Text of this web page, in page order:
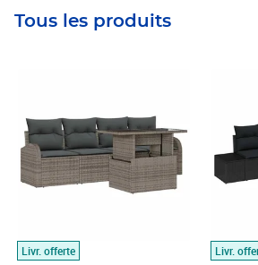
Tous les produits
Livr. offerte
Livr.